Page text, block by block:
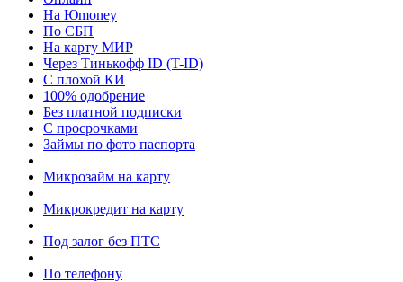
На Юmoney
По СБП
На карту МИР
Через Тинькофф ID (T-ID)
С плохой КИ
100% одобрение
Без платной подписки
С просрочками
Займы по фото паспорта
Микрозайм на карту
Микрокредит на карту
Под залог без ПТС
По телефону